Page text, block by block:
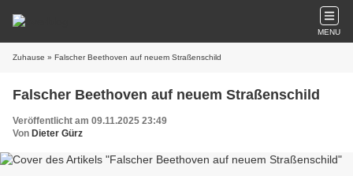
MENU
Zuhause » Falscher Beethoven auf neuem Straßenschild
Falscher Beethoven auf neuem Straßenschild
Veröffentlicht am 09.11.2025 23:49
Von Dieter Gürz